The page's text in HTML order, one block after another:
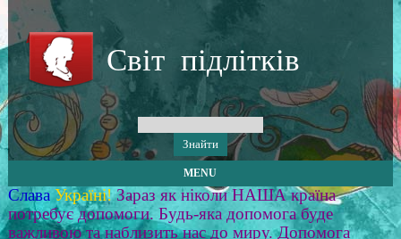
Світ підлітків
MENU
Слава Україні! Зараз як ніколи НАША країна
потребує допомоги. Будь-яка допомога буде
важливою та наблизить нас до миру. Допомога